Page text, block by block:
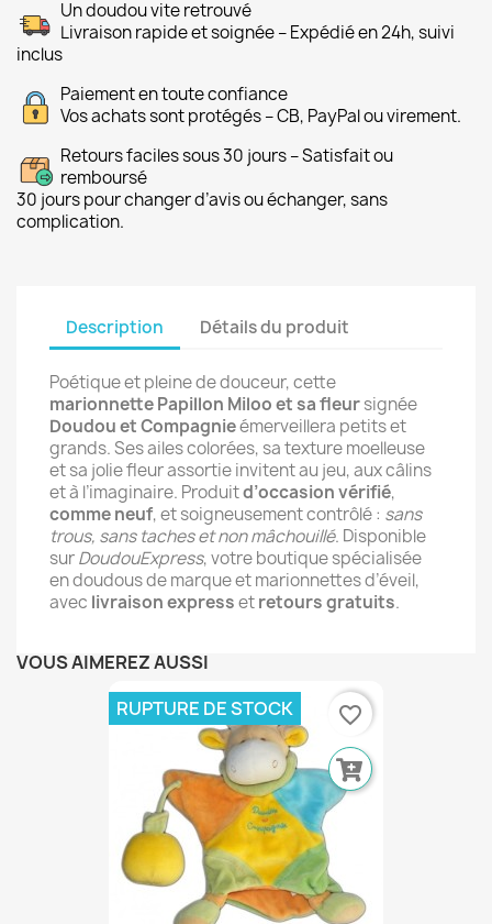
Un doudou vite retrouvé
Livraison rapide et soignée – Expédié en 24h, suivi
inclus
Paiement en toute confiance
Vos achats sont protégés – CB, PayPal ou virement.
Retours faciles sous 30 jours – Satisfait ou
remboursé
30 jours pour changer d’avis ou échanger, sans
complication.
Description Détails du produit
Poétique et pleine de douceur, cette
marionnette Papillon Miloo et sa fleursignée
Doudou et Compagnieémerveillera petits et
grands. Ses ailes colorées, sa texture moelleuse
et sa jolie fleur assortie invitent au jeu, aux câlins
et à l’imaginaire. Produitd’occasion vérifié,
comme neuf, et soigneusement contrôlé : sans
trous, sans taches et non mâchouillé. Disponible
surDoudouExpress, votre boutique spécialisée
en doudous de marque et marionnettes d’éveil,
avec livraison expressetretours gratuits.
VOUS AIMEREZ AUSSI
RUPTURE DE STOCK
favorite_border